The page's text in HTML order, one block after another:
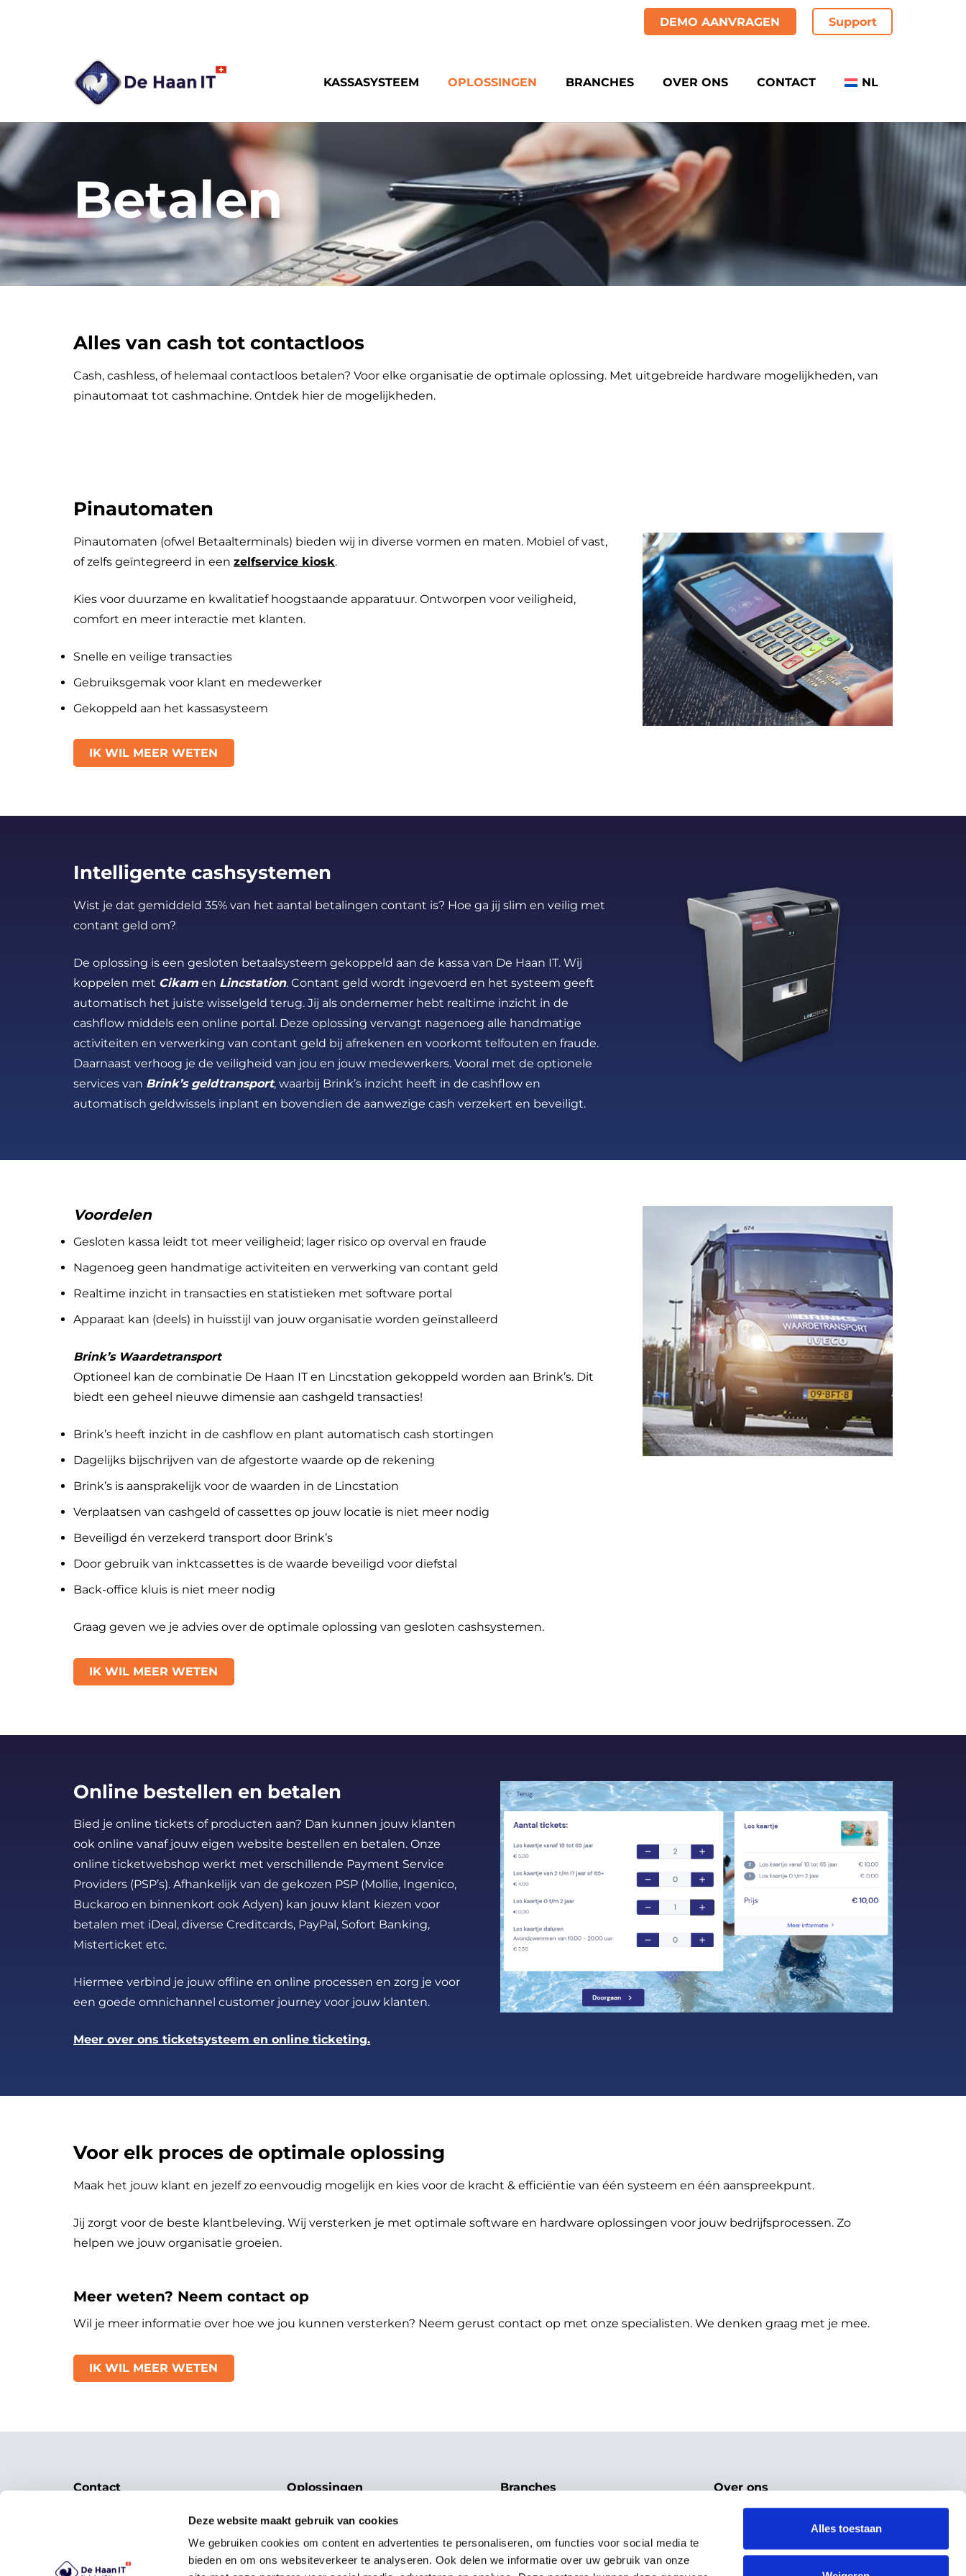
Deze website maakt gebruik van cookies
We gebruiken cookies om content en advertenties te personaliseren, om functies voor social media te
bieden en om ons websiteverkeer te analyseren. Ook delen we informatie over uw gebruik van onze
Alles toestaan
DEMO AANVRAGEN Support
KASSASYSTEEM OPLOSSINGEN BRANCHES OVER ONS CONTACT NL
Betalen
Alles van cash tot contactloos
Cash, cashless, of helemaal contactloos betalen? Voor elke organisatie de optimale oplossing. Met uitgebreide hardware mogelijkheden, van
pinautomaat tot cashmachine. Ontdek hier de mogelijkheden.
Pinautomaten
Pinautomaten (ofwel Betaalterminals) bieden wij in diverse vormen en maten. Mobiel of vast,
of zelfs geïntegreerd in een zelfservice kiosk.
Kies voor duurzame en kwalitatief hoogstaande apparatuur. Ontworpen voor veiligheid,
comfort en meer interactie met klanten.
Snelle en veilige transacties
Gebruiksgemak voor klant en medewerker
Gekoppeld aan het kassasysteem
IK WIL MEER WETEN
Intelligente cashsystemen
Wist je dat gemiddeld 35% van het aantal betalingen contant is? Hoe ga jij slim en veilig met
contant geld om?
De oplossing is een gesloten betaalsysteem gekoppeld aan de kassa van De Haan IT. Wij
koppelen met Cikam en Lincstation. Contant geld wordt ingevoerd en het systeem geeft
automatisch het juiste wisselgeld terug. Jij als ondernemer hebt realtime inzicht in de
cashflow middels een online portal. Deze oplossing vervangt nagenoeg alle handmatige
activiteiten en verwerking van contant geld bij afrekenen en voorkomt telfouten en fraude.
Daarnaast verhoog je de veiligheid van jou en jouw medewerkers. Vooral met de optionele
services van Brink’s geldtransport, waarbij Brink’s inzicht heeft in de cashflow en
automatisch geldwissels inplant en bovendien de aanwezige cash verzekert en beveiligt.
Voordelen
Gesloten kassa leidt tot meer veiligheid; lager risico op overval en fraude
Nagenoeg geen handmatige activiteiten en verwerking van contant geld
Realtime inzicht in transacties en statistieken met software portal
Apparaat kan (deels) in huisstijl van jouw organisatie worden geïnstalleerd
Brink’s Waardetransport
Optioneel kan de combinatie De Haan IT en Lincstation gekoppeld worden aan Brink’s. Dit
biedt een geheel nieuwe dimensie aan cashgeld transacties!
Brink’s heeft inzicht in de cashflow en plant automatisch cash stortingen
Dagelijks bijschrijven van de afgestorte waarde op de rekening
Brink’s is aansprakelijk voor de waarden in de Lincstation
Verplaatsen van cashgeld of cassettes op jouw locatie is niet meer nodig
Beveiligd én verzekerd transport door Brink’s
Door gebruik van inktcassettes is de waarde beveiligd voor diefstal
Back-office kluis is niet meer nodig
Graag geven we je advies over de optimale oplossing van gesloten cashsystemen.
IK WIL MEER WETEN
Online bestellen en betalen
Bied je online tickets of producten aan? Dan kunnen jouw klanten
ook online vanaf jouw eigen website bestellen en betalen. Onze
online ticketwebshop werkt met verschillende Payment Service
Providers (PSP’s). Afhankelijk van de gekozen PSP (Mollie, Ingenico,
Buckaroo en binnenkort ook Adyen) kan jouw klant kiezen voor
betalen met iDeal, diverse Creditcards, PayPal, Sofort Banking,
Misterticket etc.
Hiermee verbind je jouw offline en online processen en zorg je voor
een goede omnichannel customer journey voor jouw klanten.
Meer over ons ticketsysteem en online ticketing.
Voor elk proces de optimale oplossing
Maak het jouw klant en jezelf zo eenvoudig mogelijk en kies voor de kracht & efficiëntie van één systeem en één aanspreekpunt.
Jij zorgt voor de beste klantbeleving. Wij versterken je met optimale software en hardware oplossingen voor jouw bedrijfsprocessen. Zo
helpen we jouw organisatie groeien.
Meer weten? Neem contact op
Wil je meer informatie over hoe we jou kunnen versterken? Neem gerust contact op met onze specialisten. We denken graag met je mee.
IK WIL MEER WETEN
Contact
+31 (0)36 536 41 69
Oplossingen
Betalen
Ticketsysteem
Toegangscontrole
CRM & Loyalty
Branches
Zwembad
Retail
Horeca
Over ons
Over ons
Contact
Algemene voorwaarden